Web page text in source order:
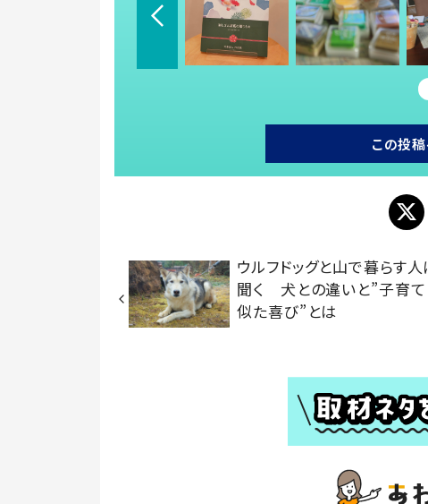
この投
ウルフドッグと山で暮らす人
聞く 犬との違いと”子育て
似た喜び”とは